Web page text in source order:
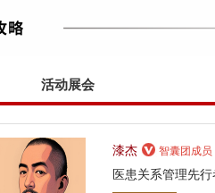
活动展会
漆杰 智囊团成员
医患关系管理先